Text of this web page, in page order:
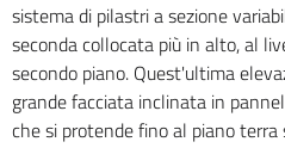
sistema di pilastri a sezione
seconda collocata più in alto, al
secondo piano. Quest'ultima
grande facciata inclinata in
che si protende fino al piano terra